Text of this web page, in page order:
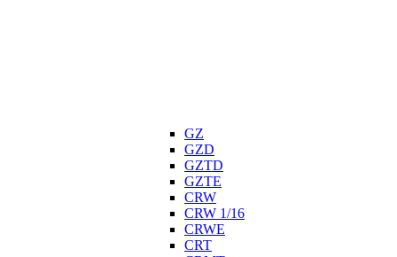
GZ
GZD
GZTD
GZTE
CRW
CRW 1/16
CRWE
CRT